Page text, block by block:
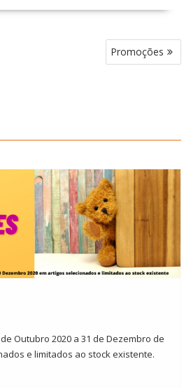
Promoções
Outubro 2020 a 31 de Dezembro de
e limitados ao stock existente.